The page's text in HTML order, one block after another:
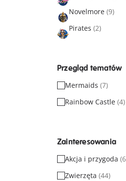
Novelmore (9)
Pirates (2)
Przegląd tematów
Mermaids (7)
Rainbow Castle (4)
Zainteresowania
Akcja i przygoda
Zwierzęta (44)